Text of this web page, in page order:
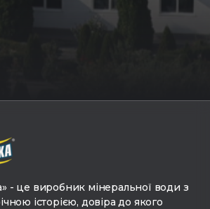
- це виробник мінеральної води з
історією, довіра до якого